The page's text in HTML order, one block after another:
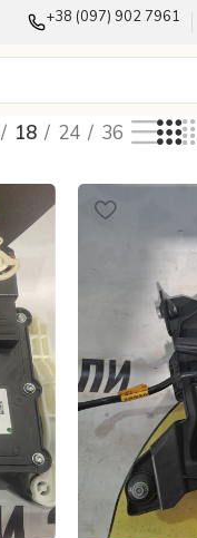
+38 (097) 902 7961
18 24 36